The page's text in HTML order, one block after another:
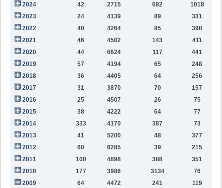
2024
42 2715 682 1018
2023
24 4139 89 331
2022
40 4264 85 398
2021
46 4502 143 411
2020
44 6624 117 441
2019
57 4194 65 248
2018
36 4405 64 256
2017
31 3870 70
157
2016
25 4507 26
75
2015
38 4222 64
77
2014
333 4170 387
73
2013
41 5200 48
377
2012
60 6285 39
215
2011
100 4898 388
351
2010
177 3986 3134
76
2009
64 4472 241
119